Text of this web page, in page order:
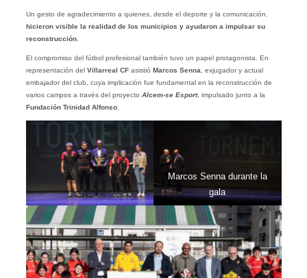
Un gesto de agradecimiento a quienes, desde el deporte y la comunicación,
hicieron visible la realidad de los municipios y ayudaron a impulsar su
reconstrucción.
El compromiso del fútbol profesional también tuvo un papel protagonista. En
representación del Villarreal CFasistió Marcos Senna , exjugador y actual
embajador del club, cuya implicación fue fundamental en la reconstrucción de
varios campos a través del proyecto Alcem-se Esport, impulsado junto a la
Fundación Trinidad Alfonso.
Marcos Senna durante la
gala